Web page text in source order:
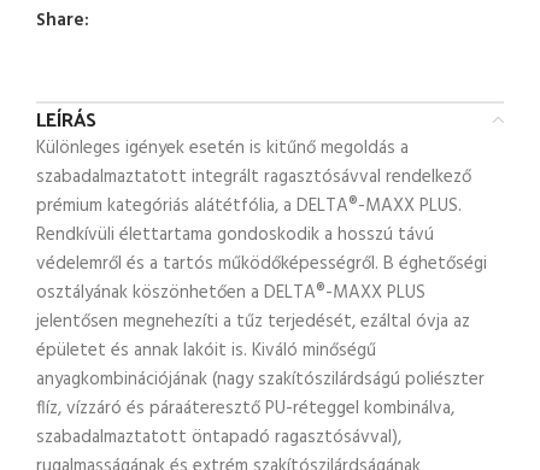
Share:
LEÍRÁS
Különleges igények esetén is kitűnő megoldás a
szabadalmaztatott integrált ragasztósávval rendelkező
prémium kategóriás alátétfólia, a DELTA®-MAXX PLUS.
Rendkívüli élettartama gondoskodik a hosszú távú
védelemről és a tartós működőképességről. B éghetőségi
osztályának köszönhetően a DELTA®-MAXX PLUS
jelentősen megnehezíti a tűz terjedését, ezáltal óvja az
épületet és annak lakóit is. Kiváló minőségű
anyagkombinációjának (nagy szakítószilárdságú poliészter
flíz, vízzáró és páraáteresztő PU-réteggel kombinálva,
szabadalmaztatott öntapadó ragasztósávval),